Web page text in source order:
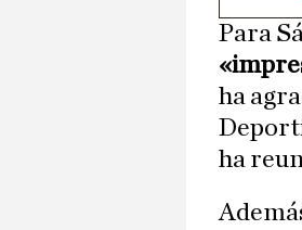
Para
ha
ha